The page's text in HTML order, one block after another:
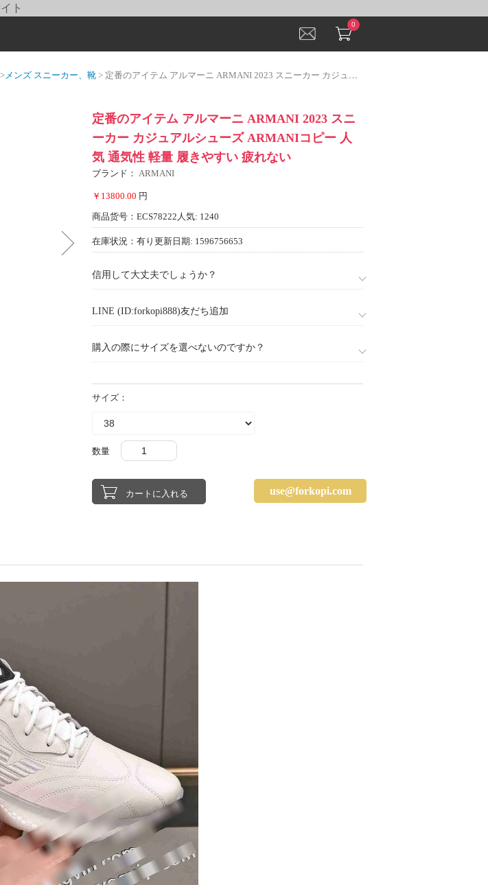
ト
0
>メンズ スニーカー、靴 > 定番のアイテム アルマーニ ARMANI 2023 スニーカー カジュアルシューズ ARMANIコピー 人気 通気性 軽量 履きやすい 疲れない
定番のアイテム アルマーニ ARMANI 2023 スニ
ーカー カジュアルシューズ ARMANIコピー 人
気 通気性 軽量 履きやすい 疲れない
ブランド： ARMANI
￥13800.00 円
商品货号：ECS78222 人気: 1240
在庫状況：有り 更新日期: 1596756653
信用して大丈夫でしょうか？
LINE (ID:forkopi888)友だち追加
購入の際にサイズを選べないのですか？
サイズ：
数量
use@forkopi.com